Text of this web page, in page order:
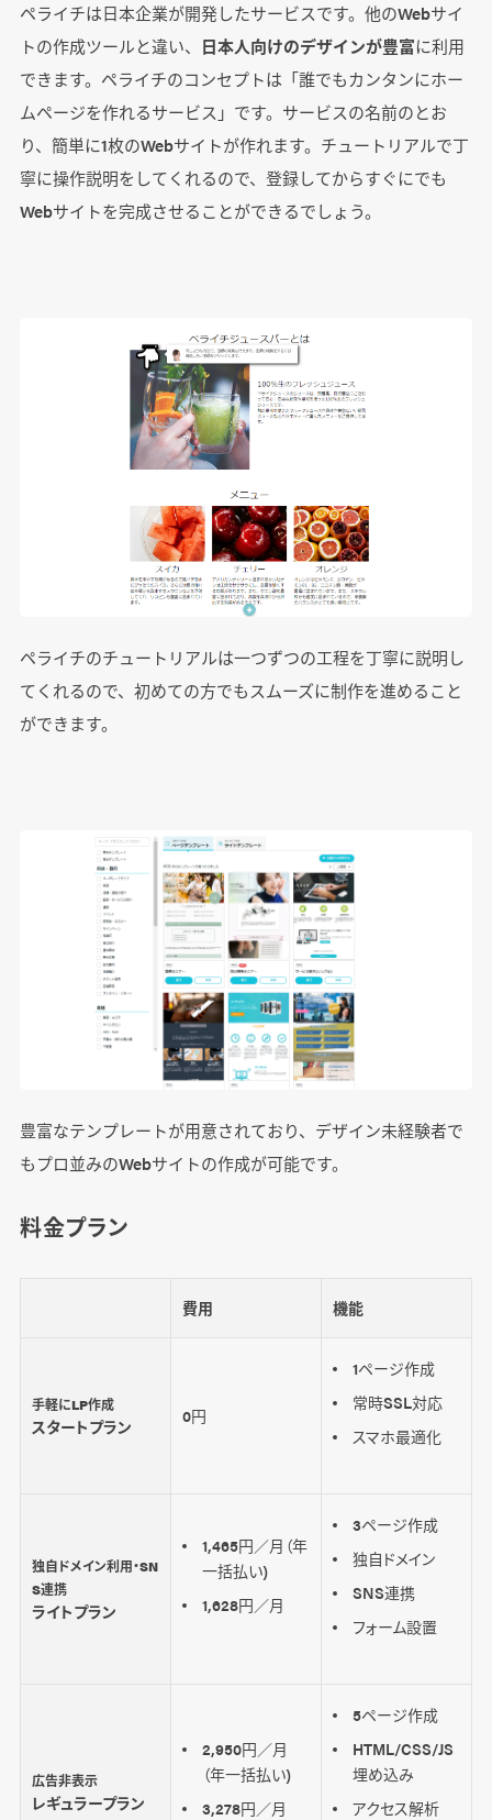
ペライチは日本企業が開発したサービスです。他のWebサイ
トの作成ツールと違い、 日本人向けのデザインが豊富に利用
できます。ペライチのコンセプトは「誰でもカンタンにホー
ムページを作れるサービス」です。サービスの名前のとお
り、簡単に1枚のWebサイトが作れます。チュートリアルで丁
寧に操作説明をしてくれるので、登録してからすぐにでも
Webサイトを完成させることができるでしょう。
ペライチのチュートリアルは一つずつの工程を丁寧に説明し
てくれるので、初めての方でもスムーズに制作を進めること
ができます。
豊富なテンプレートが用意されており、デザイン未経験者で
もプロ並みのWebサイトの作成が可能です。
料金プラン
費用 機能
手軽にLP作成
スタートプラン 0円
1ページ作成
常時SSL対応
スマホ最適化
独自ドメイン利用・SN
S連携
ライトプラン
1,465円／月（年
一括払い)
1,628円／月
3ページ作成
独自ドメイン
SNS連携
フォーム設置
広告非表示
レギュラープラン
2,950円／月
（年一括払い)
3,278円／月
5ページ作成
HTML/CSS/JS
埋め込み
アクセス解析